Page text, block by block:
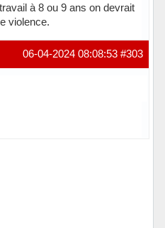
à 8 ou 9 ans on devrait
violence.
#303
06-04-2024 08:08:53